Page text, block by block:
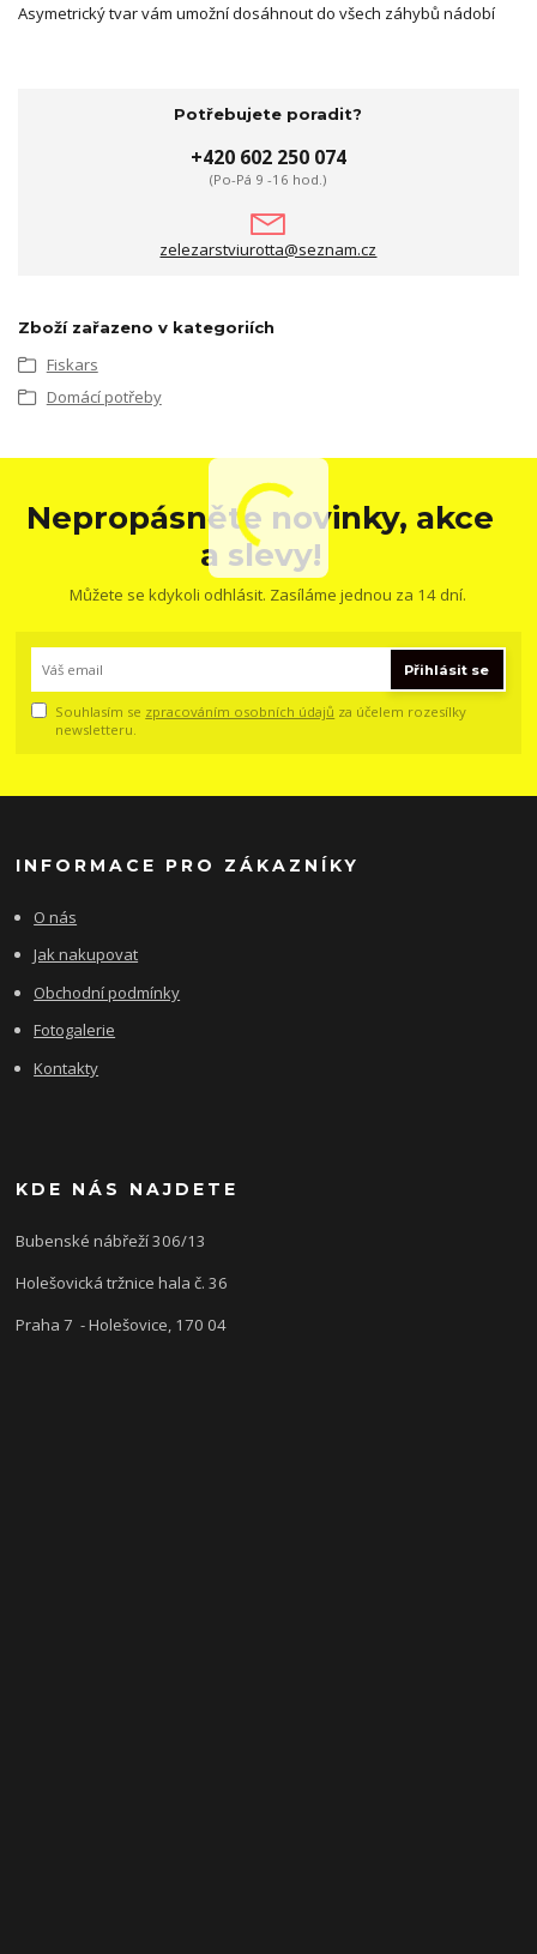
Asymetrický tvar vám umožní dosáhnout do všech záhybů nádobí
Potřebujete poradit?
+420 602 250 074
(Po-Pá 9 -16 hod.)
zelezarstviurotta@seznam.cz
Zboží zařazeno v kategoriích
Fiskars
Domácí potřeby
Nepropásněte novinky, akce
a slevy!
Můžete se kdykoli odhlásit. Zasíláme jednou za 14 dní.
Přihlásit se
Souhlasím se zpracováním osobních údajů za účelem rozesílky
newsletteru.
INFORMACE PRO ZÁKAZNÍKY
O nás
Jak nakupovat
Obchodní podmínky
Fotogalerie
Kontakty
KDE NÁS NAJDETE
Bubenské nábřeží 306/13
Holešovická tržnice hala č. 36
Praha 7 - Holešovice, 170 04